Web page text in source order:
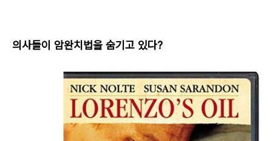
의사들이 암완치법을 숨기고 있다?